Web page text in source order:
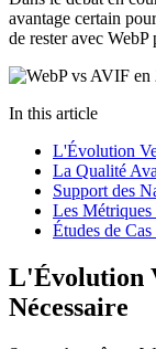
avantage certain
de rester avec
In this article
L'Évolution
La Qualité
Support des
Les
Études de
L'Évolution
Nécessaire